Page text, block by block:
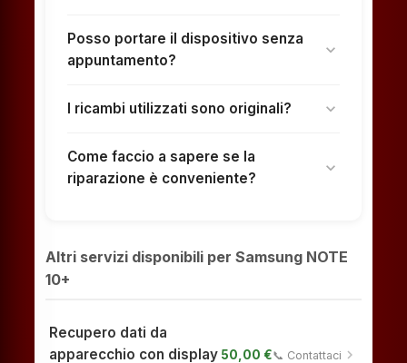
Posso portare il dispositivo senza
appuntamento?
expand_more
I ricambi utilizzati sono originali? expand_more
Come faccio a sapere se la
riparazione è conveniente?
expand_more
Altri servizi disponibili per Samsung NOTE
10+
Recupero dati da
apparecchio con display 50,00 €📞 Contattaci chevron_right